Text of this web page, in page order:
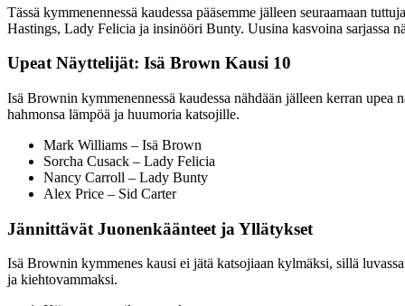
Tässä kymmenennessä kaudessa pääsemme jälleen seuraamaan
Hastings, Lady Felicia ja insinööri Bunty. Uusina kasvoina sarjassa
Upeat Näyttelijät: Isä Brown Kausi 10
Isä Brownin kymmenennessä kaudessa nähdään jälleen kerran
hahmonsa lämpöä ja huumoria katsojille.
Mark Williams – Isä Brown
Sorcha Cusack – Lady Felicia
Nancy Carroll – Lady Bunty
Alex Price – Sid Carter
Jännittävät Juonenkäänteet ja Yllätykset
Isä Brownin kymmenes kausi ei jätä katsojiaan kylmäksi, sillä
ja kiehtovammaksi.